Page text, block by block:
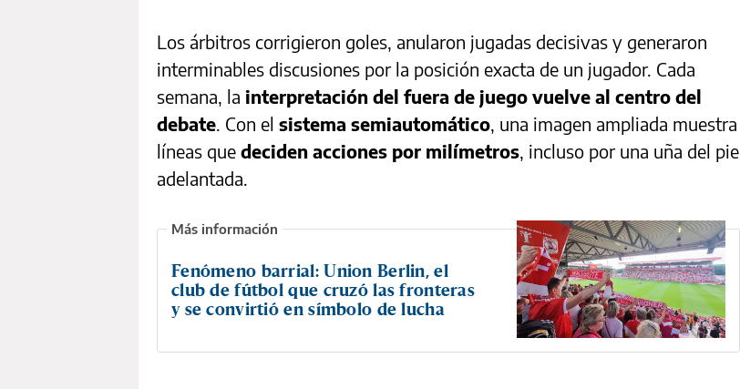
Los árbitros corrigieron goles, anularon jugadas decisivas y generaron
interminables discusiones por la posición exacta de un jugador. Cada
semana, la interpretación del fuera de juego vuelve al centro del
debate. Con el sistema semiautomático, una imagen ampliada muestra
líneas que deciden acciones por milímetros, incluso por una uña del pie
adelantada.
Fenómeno barrial: Union Berlin, el
club de fútbol que cruzó las fronteras
y se convirtió en símbolo de lucha